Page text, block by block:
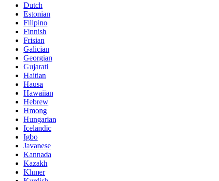
Dutch
Estonian
Filipino
Finnish
Frisian
Galician
Georgian
Gujarati
Haitian
Hausa
Hawaiian
Hebrew
Hmong
Hungarian
Icelandic
Igbo
Javanese
Kannada
Kazakh
Khmer